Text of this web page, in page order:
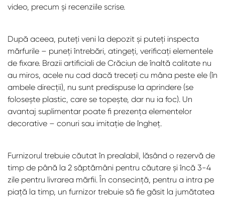
video, precum și recenziile scrise.
După aceea, puteți veni la depozit și puteți inspecta
mărfurile – puneți întrebări, atingeți, verificați elementele
de fixare. Brazii artificiali de Crăciun de înaltă calitate nu
au miros, acele nu cad dacă treceți cu mâna peste ele (în
ambele direcții), nu sunt predispuse la aprindere (se
folosește plastic, care se topește, dar nu ia foc). Un
avantaj suplimentar poate fi prezența elementelor
decorative – conuri sau imitație de îngheț.
Furnizorul trebuie căutat în prealabil, lăsând o rezervă de
timp de până la 2 săptămâni pentru căutare și încă 3-4
zile pentru livrarea mărfii. În consecință, pentru a intra pe
piață la timp, un furnizor trebuie să fie găsit la jumătatea